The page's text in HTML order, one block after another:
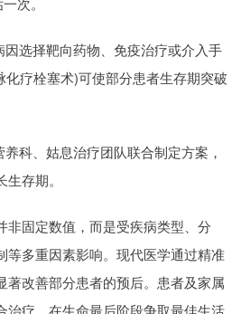
选择靶向药物、免疫治疗或介入手
化疗栓塞术)可使部分患者生存期突破
科、姑息治疗团队联合制定方案，
存期。
非固定数值，而是受疾病类型、分
等多重因素影响。现代医学通过精准
著改善部分患者的预后。患者及家属